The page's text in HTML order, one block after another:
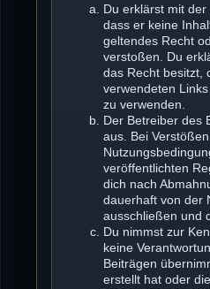
Du erklärst mit der
dass er keine
geltendes Recht
verstoßen. Du
das Recht besitzt,
verwendeten
zu verwenden.
Der Betreiber des
aus. Bei
veröffentlichten
dich nach
dauerhaft von der
ausschließen und
Du nimmst zur
keine
Beiträgen
erstellt hat oder